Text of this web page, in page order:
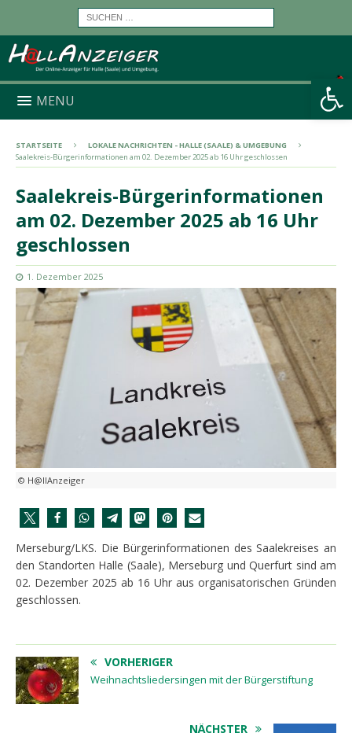
Werkzeugleiste öffnen
MENU
STARTSEITE
LOKALE NACHRICHTEN - HALLE (SAALE) & UMGEBUNG
Saalekreis-Bürgerinformationen am 02. Dezember 2025 ab 16 Uhr geschlossen
Saalekreis-Bürgerinformationen
am 02. Dezember 2025 ab 16 Uhr
geschlossen
1. Dezember 2025
© H@llAnzeiger
Merseburg/LKS. Die Bürgerinformationen des Saalekreises an
den Standorten Halle (Saale), Merseburg und Querfurt sind am
02. Dezember 2025 ab 16 Uhr aus organisatorischen Gründen
geschlossen.
VORHERIGER
Weihnachtsliedersingen mit der Bürgerstiftung
NÄCHSTER